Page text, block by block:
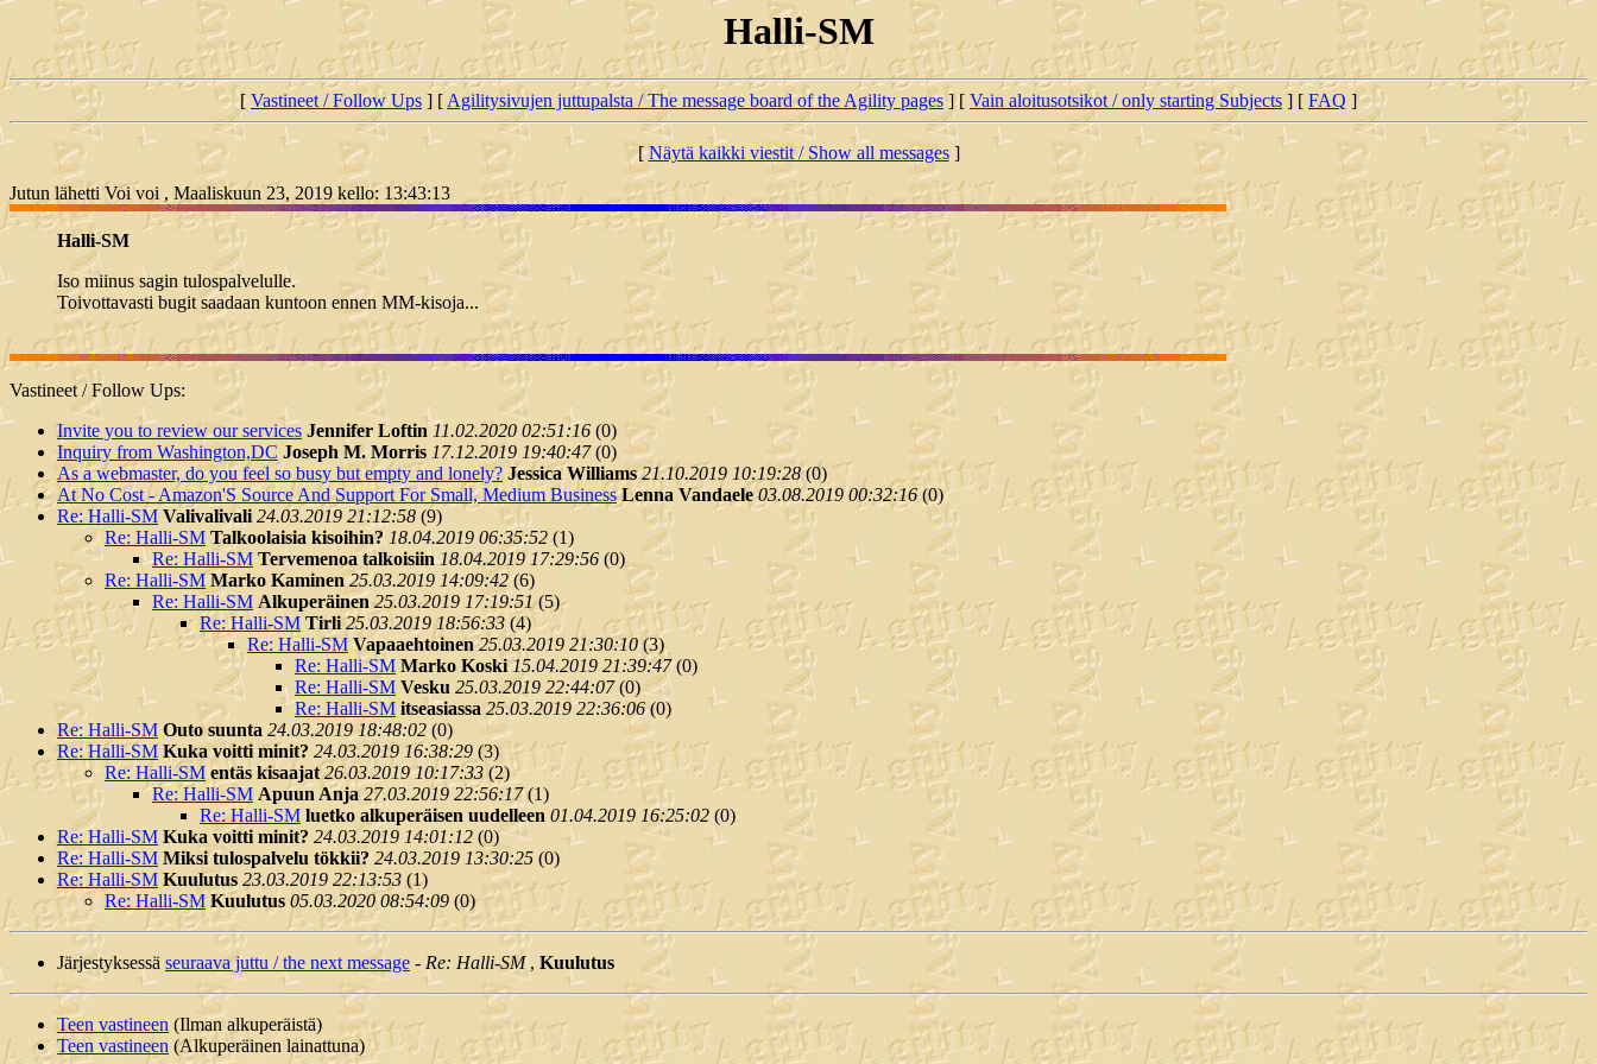
Halli-SM
[ Vastineet / Follow Ups ] [Agilitysivujen juttupalsta / The message board of the Agility pages] [ Vain aloitusotsikot / only starting Subjects ] [ FAQ ]
[Näytä kaikki viestit / Show all messages]
Jutun lähetti Voi voi , Maaliskuun 23, 2019 kello: 13:43:13
Halli-SM
Iso miinus sagin tulospalvelulle.
Toivottavasti bugit saadaan kuntoon ennen MM-kisoja...
Vastineet / Follow Ups:
Invite you to review our services Jennifer Loftin 11.02.2020 02:51:16 (0)
Inquiry from Washington,DC Joseph M. Morris 17.12.2019 19:40:47(0)
As a webmaster, do you feel so busy but empty and lonely? Jessica Williams 21.10.2019 10:19:28(0)
At No Cost - Amazon'S Source And Support For Small, Medium Business Lenna Vandaele 03.08.2019 00:32:16 (0)
Re: Halli-SM Valivalivali 24.03.2019 21:12:58 (9)
Re: Halli-SM Talkoolaisia kisoihin? 18.04.2019 06:35:52 (1)
Re: Halli-SM Tervemenoa talkoisiin 18.04.2019 17:29:56 (0)
Re: Halli-SM Marko Kaminen 25.03.2019 14:09:42 (6)
Re: Halli-SM Alkuperäinen 25.03.2019 17:19:51(5)
Re: Halli-SM Tirli 25.03.2019 18:56:33 (4)
Re: Halli-SM Vapaaehtoinen 25.03.2019 21:30:10 (3)
Re: Halli-SM Marko Koski 15.04.2019 21:39:47(0)
Re: Halli-SM Vesku 25.03.2019 22:44:07(0)
Re: Halli-SM itseasiassa 25.03.2019 22:36:06(0)
Re: Halli-SM Outo suunta 24.03.2019 18:48:02 (0)
Re: Halli-SM Kuka voitti minit? 24.03.2019 16:38:29 (3)
Re: Halli-SM entäs kisaajat 26.03.2019 10:17:33 (2)
Re: Halli-SM Apuun Anja 27.03.2019 22:56:17(1)
Re: Halli-SM luetko alkuperäisen uudelleen 01.04.2019 16:25:02 (0)
Re: Halli-SM Kuka voitti minit? 24.03.2019 14:01:12 (0)
Re: Halli-SM Miksi tulospalvelu tökkii? 24.03.2019 13:30:25 (0)
Re: Halli-SM Kuulutus 23.03.2019 22:13:53 (1)
Re: Halli-SM Kuulutus 05.03.2020 08:54:09 (0)
Järjestyksessä seuraava juttu / the next message - Re: Halli-SM, Kuulutus
Teen vastineen (Ilman alkuperäistä)
Teen vastineen (Alkuperäinen lainattuna)